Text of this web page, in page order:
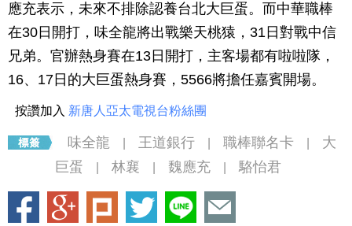
應充表示，未來不排除認養台北大巨蛋。而中華職棒
在30日開打，味全龍將出戰樂天桃猿，31日對戰中信
兄弟。官辦熱身賽在13日開打，主客場都有啦啦隊，
16、17日的大巨蛋熱身賽，5566將擔任嘉賓開場。
按讚加入 新唐人亞太電視台粉絲團
味全龍 王道銀行 職棒聯名卡
大
巨蛋
林襄 魏應充 駱怡君